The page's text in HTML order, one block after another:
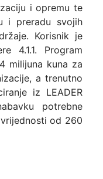
i opremu te
i preradu svojih
Korisnik je
4.1.1. Program
milijuna kuna za
a trenutno
iz LEADER
potrebne
od 260